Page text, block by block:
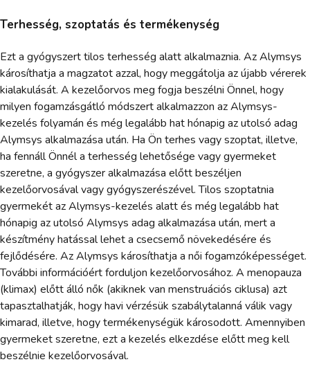
Terhesség, szoptatás és termékenység
Ezt a gyógyszert tilos terhesség alatt alkalmaznia. Az Alymsys
károsíthatja a magzatot azzal, hogy meggátolja az újabb vérerek
kialakulását. A kezelőorvos meg fogja beszélni Önnel, hogy
milyen fogamzásgátló módszert alkalmazzon az Alymsys-
kezelés folyamán és még legalább hat hónapig az utolsó adag
Alymsys alkalmazása után. Ha Ön terhes vagy szoptat, illetve,
ha fennáll Önnél a terhesség lehetősége vagy gyermeket
szeretne, a gyógyszer alkalmazása előtt beszéljen
kezelőorvosával vagy gyógyszerészével. Tilos szoptatnia
gyermekét az Alymsys-kezelés alatt és még legalább hat
hónapig az utolsó Alymsys adag alkalmazása után, mert a
készítmény hatással lehet a csecsemő növekedésére és
fejlődésére. Az Alymsys károsíthatja a női fogamzóképességet.
További információért forduljon kezelőorvosához. A menopauza
(klimax) előtt álló nők (akiknek van menstruációs ciklusa) azt
tapasztalhatják, hogy havi vérzésük szabálytalanná válik vagy
kimarad, illetve, hogy termékenységük károsodott. Amennyiben
gyermeket szeretne, ezt a kezelés elkezdése előtt meg kell
beszélnie kezelőorvosával.